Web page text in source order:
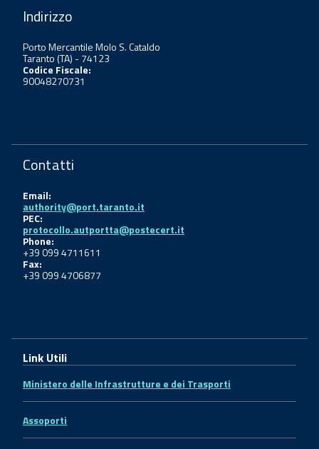
Indirizzo
Porto Mercantile Molo S. Cataldo
Taranto (TA) - 74123
Codice Fiscale:
90048270731
Contatti
Email:
authority@port.taranto.it
PEC:
protocollo.autportta@postecert.it
Phone:
+39 099 4711611
Fax:
+39 099 4706877
Link Utili
Ministero delle Infrastrutture e dei Trasporti
Assoporti